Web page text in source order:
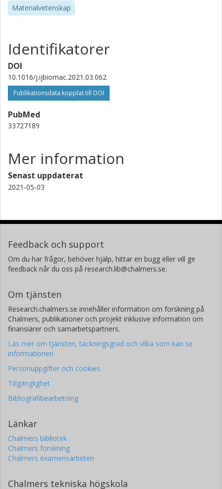
Materialvetenskap
Identifikatorer
DOI
10.1016/j.ijbiomac.2021.03.062
Publikationsdata kopplat till DOI
PubMed
33727189
Mer information
Senast uppdaterat
2021-05-03
Feedback och support
Om du har frågor, behöver hjälp, hittar en bugg eller vill ge
feedback når du oss på research.lib@chalmers.se.
Om tjänsten
Research.chalmers.se innehåller information om forskning på
Chalmers, publikationer och projekt inklusive information om
finansiärer och samarbetspartners.
Läs mer om tjänsten, täckningsgrad och vilka som kan se
informationen
Personuppgifter och cookies
Tillgänglighet
Bibliografibearbetning
Länkar
Chalmers bibliotek
Chalmers forskning
Chalmers examensarbeten
Chalmers tekniska högskola